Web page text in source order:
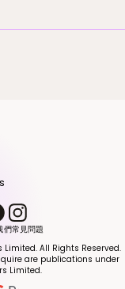
們常見問題
All Rights Reserved.
are publications under
Limited.